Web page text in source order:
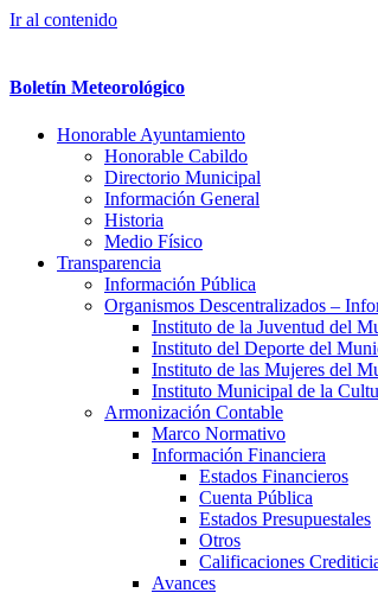
Ir al contenido
Boletín Meteorológico
Honorable Ayuntamiento
Honorable Cabildo
Directorio Municipal
Información General
Historia
Medio Físico
Transparencia
Información Pública
Organismos Descentralizados –
Instituto de la Juventud del
Instituto del Deporte del
Instituto de las Mujeres del
Instituto Municipal de la
Armonización Contable
Marco Normativo
Información Financiera
Estados Financieros
Cuenta Pública
Estados Presupuestales
Otros
Calificaciones
Avances